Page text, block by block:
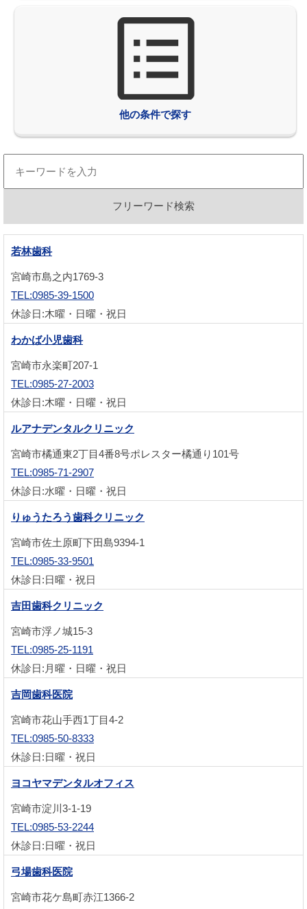
他の条件で探す
若林歯科
宮崎市島之内1769-3
TEL:0985-39-1500
休診日:木曜・日曜・祝日
わかば小児歯科
宮崎市永楽町207-1
TEL:0985-27-2003
休診日:木曜・日曜・祝日
ルアナデンタルクリニック
宮崎市橘通東2丁目4番8号ポレスター橘通り101号
TEL:0985-71-2907
休診日:水曜・日曜・祝日
りゅうたろう歯科クリニック
宮崎市佐土原町下田島9394-1
TEL:0985-33-9501
休診日:日曜・祝日
吉田歯科クリニック
宮崎市浮ノ城15-3
TEL:0985-25-1191
休診日:月曜・日曜・祝日
吉岡歯科医院
宮崎市花山手西1丁目4-2
TEL:0985-50-8333
休診日:日曜・祝日
ヨコヤマデンタルオフィス
宮崎市淀川3-1-19
TEL:0985-53-2244
休診日:日曜・祝日
弓場歯科医院
宮崎市花ケ島町赤江1366-2